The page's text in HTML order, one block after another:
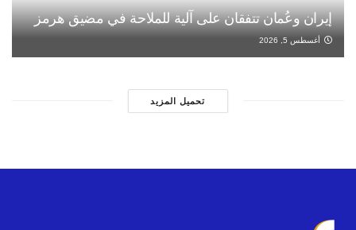
إيران وعُمان تتفقان على آلية للملاحة في مضيق هرمز
أغسطس 5, 2026
تحميل المزيد